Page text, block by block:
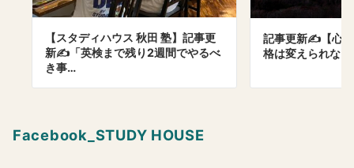
【スタディハウス 秋田 塾】記事更
新✍️「英検まで残り2週間でやるべ
き事…
記事更新✍️【心理
格は変えられない
Facebook_STUDY HOUSE